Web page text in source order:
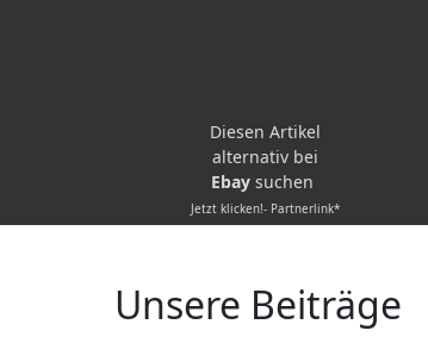
Diesen Artikel
alternativ bei
Ebay suchen
Jetzt klicken!- Partnerlink*
Unsere Beiträge